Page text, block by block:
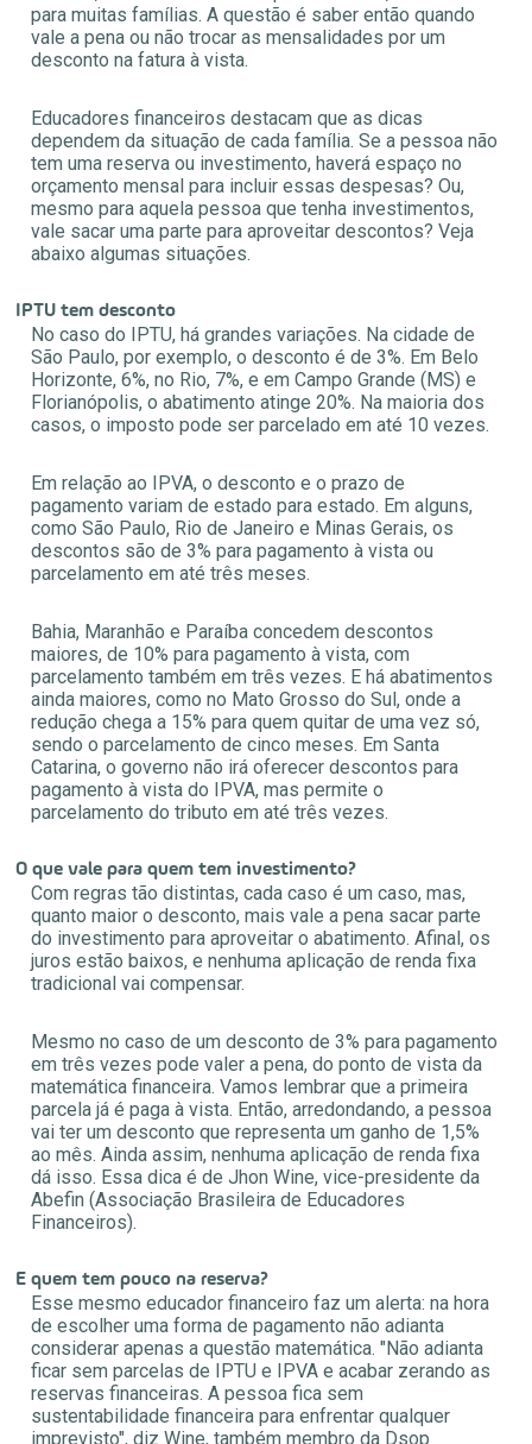
para muitas famílias. A questão é saber então quando
vale a pena ou não trocar as mensalidades por um
desconto na fatura à vista.
Educadores financeiros destacam que as dicas
dependem da situação de cada família. Se a pessoa não
tem uma reserva ou investimento, haverá espaço no
orçamento mensal para incluir essas despesas? Ou,
mesmo para aquela pessoa que tenha investimentos,
vale sacar uma parte para aproveitar descontos? Veja
abaixo algumas situações.
IPTU tem desconto
No caso do IPTU, há grandes variações. Na cidade de
São Paulo, por exemplo, o desconto é de 3%. Em Belo
Horizonte, 6%, no Rio, 7%, e em Campo Grande (MS) e
Florianópolis, o abatimento atinge 20%. Na maioria dos
casos, o imposto pode ser parcelado em até 10 vezes.
Em relação ao IPVA, o desconto e o prazo de
pagamento variam de estado para estado. Em alguns,
como São Paulo, Rio de Janeiro e Minas Gerais, os
descontos são de 3% para pagamento à vista ou
parcelamento em até três meses.
Bahia, Maranhão e Paraíba concedem descontos
maiores, de 10% para pagamento à vista, com
parcelamento também em três vezes. E há abatimentos
ainda maiores, como no Mato Grosso do Sul, onde a
redução chega a 15% para quem quitar de uma vez só,
sendo o parcelamento de cinco meses. Em Santa
Catarina, o governo não irá oferecer descontos para
pagamento à vista do IPVA, mas permite o
parcelamento do tributo em até três vezes.
O que vale para quem tem investimento?
Com regras tão distintas, cada caso é um caso, mas,
quanto maior o desconto, mais vale a pena sacar parte
do investimento para aproveitar o abatimento. Afinal, os
juros estão baixos, e nenhuma aplicação de renda fixa
tradicional vai compensar.
Mesmo no caso de um desconto de 3% para pagamento
em três vezes pode valer a pena, do ponto de vista da
matemática financeira. Vamos lembrar que a primeira
parcela já é paga à vista. Então, arredondando, a pessoa
vai ter um desconto que representa um ganho de 1,5%
ao mês. Ainda assim, nenhuma aplicação de renda fixa
dá isso. Essa dica é de Jhon Wine, vice-presidente da
Abefin (Associação Brasileira de Educadores
Financeiros).
E quem tem pouco na reserva?
Esse mesmo educador financeiro faz um alerta: na hora
de escolher uma forma de pagamento não adianta
considerar apenas a questão matemática. "Não adianta
ficar sem parcelas de IPTU e IPVA e acabar zerando as
reservas financeiras. A pessoa fica sem
sustentabilidade financeira para enfrentar qualquer
imprevisto", diz Wine, também membro da Dsop